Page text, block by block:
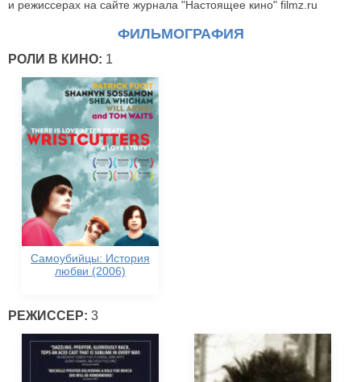
и режиссерах на сайте журнала "Настоящее кино" filmz.ru
ФИЛЬМОГРАФИЯ
РОЛИ В КИНО: 1
Самоубийцы: История
любви (2006)
РЕЖИССЕР: 3